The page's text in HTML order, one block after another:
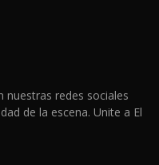
nuestras redes sociales
de la escena. Unite a El